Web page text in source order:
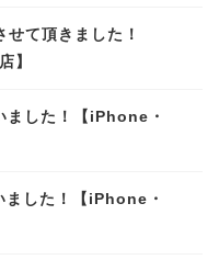
せて頂きました！
】
した！【iPhone・
した！【iPhone・